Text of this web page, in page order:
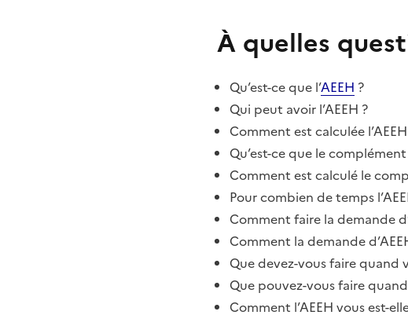
À quelles
Qu’est-ce que l’AEEH ?
Qui peut avoir l’AEEH ?
Comment est calculée
Qu’est-ce que le complément
Comment est calculé le
Pour combien de temps
Comment faire la demande
Comment la demande
Que devez-vous faire quand
Que pouvez-vous faire quand
Comment l’AEEH vous est-